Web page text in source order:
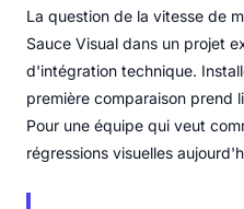
La question de la vitesse de
Sauce Visual dans un projet
d'intégration technique.
première comparaison prend
Pour une équipe qui veut
régressions visuelles